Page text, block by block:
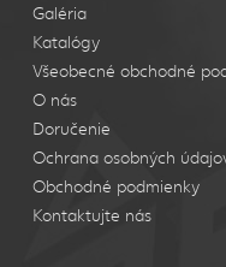
Galéria
Katalógy
Všeobecné obchodné
O nás
Doručenie
Ochrana osobných
Obchodné podmienky
Kontaktujte nás